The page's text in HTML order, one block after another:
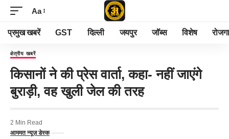
Aa
प्रमुख खबरें GST दिल्ली जयपुर जॉब्स विशेष
क्षेत्रीय खबरें
किसानों ने की प्रेस वार्ता, कहा- नहीं जाएंगे
बुराड़ी, वह खुली जेल की तरह
आममत न्यूज़ डेस्क
2 Min Read